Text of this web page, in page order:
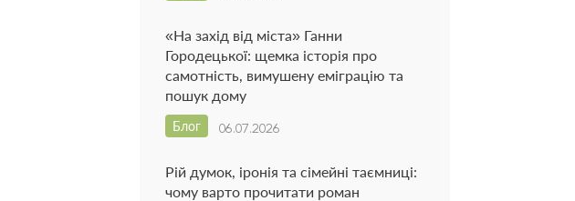
«На захід від міста» Ганни
Городецької: щемка історія про
самотність, вимушену еміграцію та
пошук дому
06.07.2026
Блог
Рій думок, іронія та сімейні таємниці:
чому варто прочитати роман